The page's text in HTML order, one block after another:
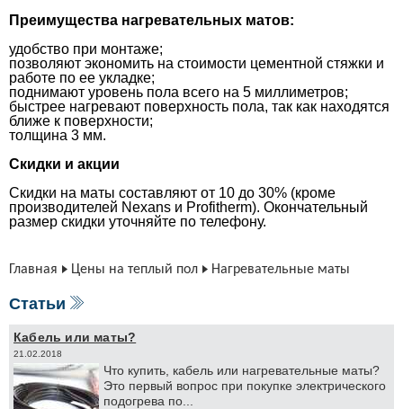
Преимущества нагревательных матов:
удобство при монтаже;
позволяют экономить на стоимости цементной стяжки и
работе по ее укладке;
поднимают уровень пола всего на 5 миллиметров;
быстрее нагревают поверхность пола, так как находятся
ближе к поверхности;
толщина 3 мм.
Скидки и акции
Скидки на маты составляют от 10 до 30% (кроме
производителей Nexans и Profitherm). Окончательный
размер скидки уточняйте по телефону.
Главная Цены на теплый пол Нагревательные маты
Статьи
Кабель или маты?
21.02.2018
Что ку­пить, ка­бель или на­гре­ва­тель­ные ма­ты?
Это пер­вый во­прос при по­куп­ке элек­три­че­ско­го
по­до­гре­ва по...